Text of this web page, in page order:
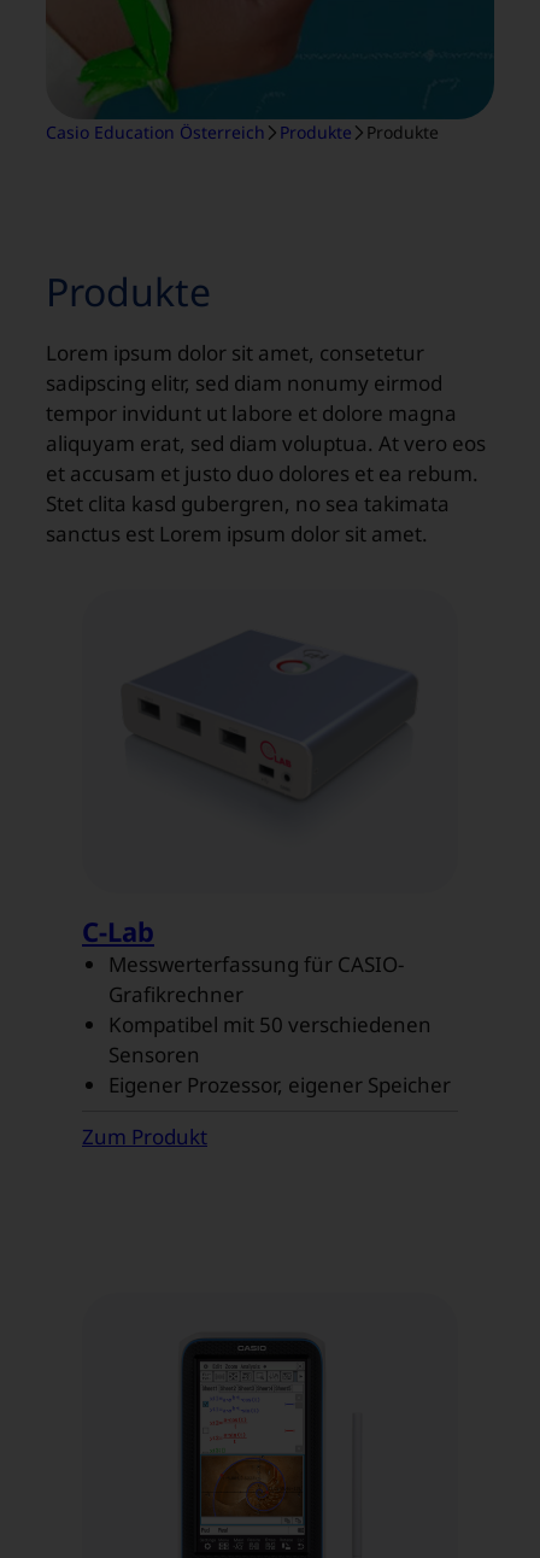
Casio Education Österreich Produkte Produkte
Produkte
Lorem ipsum dolor sit amet, consetetur
sadipscing elitr, sed diam nonumy eirmod
tempor invidunt ut labore et dolore magna
aliquyam erat, sed diam voluptua. At vero eos
et accusam et justo duo dolores et ea rebum.
Stet clita kasd gubergren, no sea takimata
sanctus est Lorem ipsum dolor sit amet.
C-Lab
Messwerterfassung für CASIO-
Grafikrechner
Kompatibel mit 50 verschiedenen
Sensoren
Eigener Prozessor, eigener Speicher
Zum Produkt